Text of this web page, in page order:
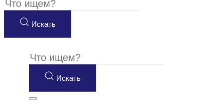
Искать
Искать